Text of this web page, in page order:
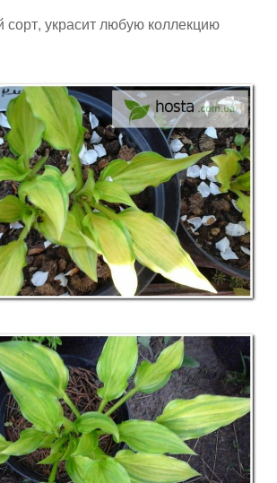
сорт, украсит любую коллекцию